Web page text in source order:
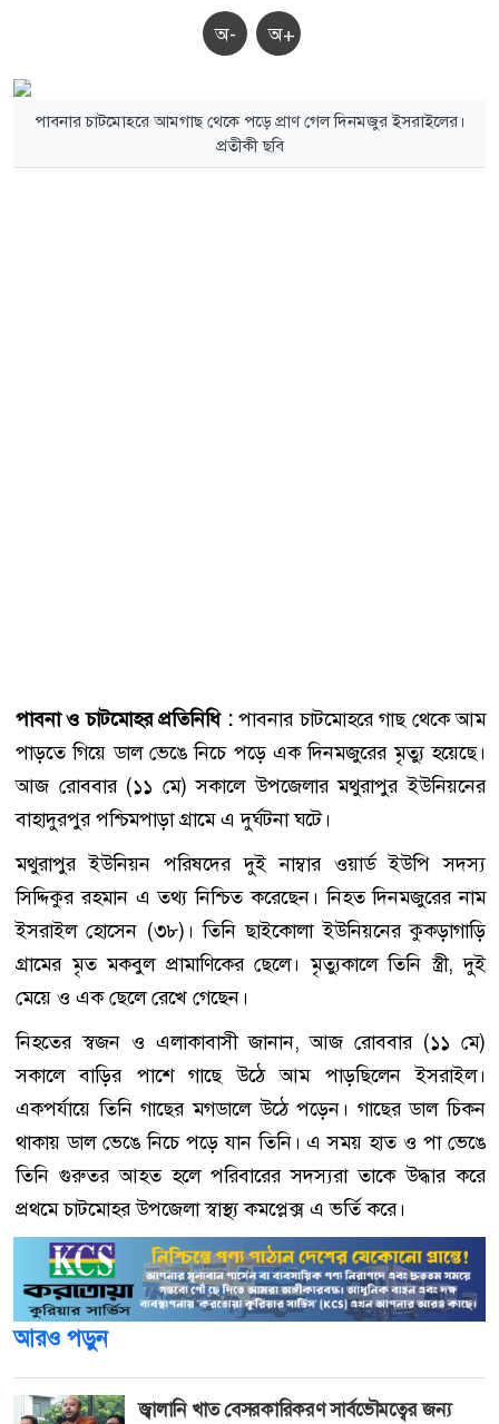
অ- অ+
পাবনার চাটমোহরে আমগাছ থেকে পড়ে প্রাণ গেল দিনমজুর ইসরাইলের।
প্রতীকী ছবি
পাবনা ও চাটমোহর প্রতিনিধি :পাবনার চাটমোহরে গাছ থেকে আম
পাড়তে গিয়ে ডাল ভেঙে নিচে পড়ে এক দিনমজুরের মৃত্যু হয়েছে।
আজ রোববার (১১ মে) সকালে উপজেলার মথুরাপুর ইউনিয়নের
বাহাদুরপুর পশ্চিমপাড়া গ্রামে এ দুর্ঘটনা ঘটে।
মথুরাপুর ইউনিয়ন পরিষদের দুই নাম্বার ওয়ার্ড ইউপি সদস্য
সিদ্দিকুর রহমান এ তথ্য নিশ্চিত করেছেন। নিহত দিনমজুরের নাম
ইসরাইল হোসেন (৩৮)। তিনি ছাইকোলা ইউনিয়নের কুকড়াগাড়ি
গ্রামের মৃত মকবুল প্রামাণিকের ছেলে। মৃত্যুকালে তিনি স্ত্রী, দুই
মেয়ে ও এক ছেলে রেখে গেছেন।
নিহতের স্বজন ও এলাকাবাসী জানান, আজ রোববার (১১ মে)
সকালে বাড়ির পাশে গাছে উঠে আম পাড়ছিলেন ইসরাইল।
একপর্যায়ে তিনি গাছের মগডালে উঠে পড়েন। গাছের ডাল চিকন
থাকায় ডাল ভেঙে নিচে পড়ে যান তিনি। এ সময় হাত ও পা ভেঙে
তিনি গুরুতর আহত হলে পরিবারের সদস্যরা তাকে উদ্ধার করে
প্রথমে চাটমোহর উপজেলা স্বাস্থ্য কমপ্লেক্স এ ভর্তি করে।
আরও পড়ুন
জ্বালানি খাত বেসরকারিকরণ সার্বভৌমত্বের জন্য